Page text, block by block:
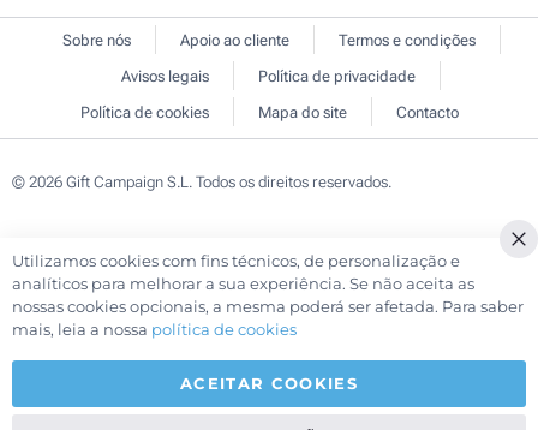
Sobre nós Apoio ao cliente
Termos e condições
Avisos legais
Política de privacidade
Política de cookies
Mapa do site Contacto
© 2026 Gift Campaign S.L. Todos os direitos reservados.
Utilizamos cookies com fins técnicos, de personalização e
analíticos para melhorar a sua experiência. Se não aceita as
nossas cookies opcionais, a mesma poderá ser afetada. Para saber
mais, leia a nossa política de cookies
ACEITAR COOKIES